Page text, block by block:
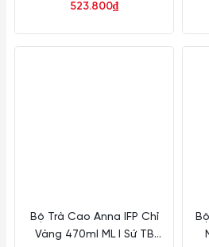
523.800₫
Bộ Trà Cao Anna IFP Chỉ
Vàng 470ml ML I Sứ TB